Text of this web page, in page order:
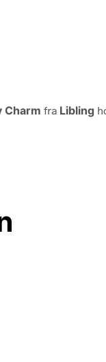
Charm fra Libling